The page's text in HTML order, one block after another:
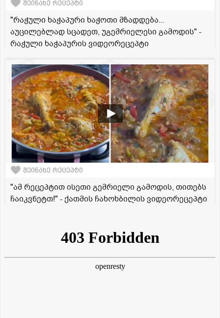
შეინახე რეცეპტი
"რაჭული ხაჭაპური ხაჭოთი მზადდება...
აუცილებლად სცადეთ, უგემრიელესი გამოდის" -
რაჭული ხაჭაპურის ვიდეორეცეპტი
შეინახე რეცეპტი
"ამ რეცეპტით ისეთი გემრიელი გამოდის, თითებს
ჩაიკვნეტთ!" - ქათმის ჩახოხბილის ვიდეორეცეპტი